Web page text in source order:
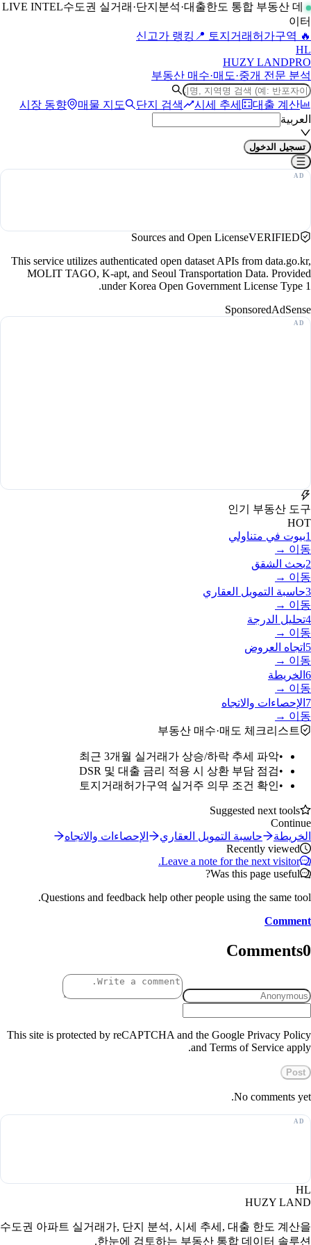
LIVE INTEL
수도권 실거래·단지분석·대출한도 통합 부동산 데
이터
🔥 신고가 랭킹
📍 토지거래허가구역
HL
HUZY LANDPRO
부동산 매수·매도·중개 전문 분석
시장 동향 매물 지도 단지 검색 시세 추세
대출 계산
العربية
تسجيل الدخول
Sources and Open LicenseVERIFIED
This service utilizes authenticated open dataset APIs from data.go.kr,
MOLIT TAGO, K-apt, and Seoul Transportation Data. Provided
under Korea Open Government License Type 1.
SponsoredAdSense
인기 부동산 도구
HOT
1بيوت في متناولي
이동 →
2بحث الشقق
이동 →
3حاسبة التمويل العقاري
이동 →
4تحليل الدرجة
이동 →
5 اتجاه العروض
이동 →
6 الخريطة
이동 →
7 الإحصاءات والاتجاه
이동 →
부동산 매수·매도 체크리스트
•
최근 3개월 실거래가 상승/하락 추세 파악
•
DSR 및 대출 금리 적용 시 상환 부담 점검
•
토지거래허가구역 실거주 의무 조건 확인
Suggested next tools
Continue
الخريطة
حاسبة التمويل العقاري
الإحصاءات والاتجاه
Recently viewed
Leave a note for the next visitor.
Was this page useful?
Questions and feedback help other people using the same tool.
Comment
Comments0
This site is protected by reCAPTCHA and the Google Privacy Policy
and Terms of Service apply.
Post
No comments yet.
HL
HUZY LAND
수도권 아파트 실거래가, 단지 분석, 시세 추세, 대출 한도 계산을
한눈에 검토하는 부동산 통합 데이터 솔루션.